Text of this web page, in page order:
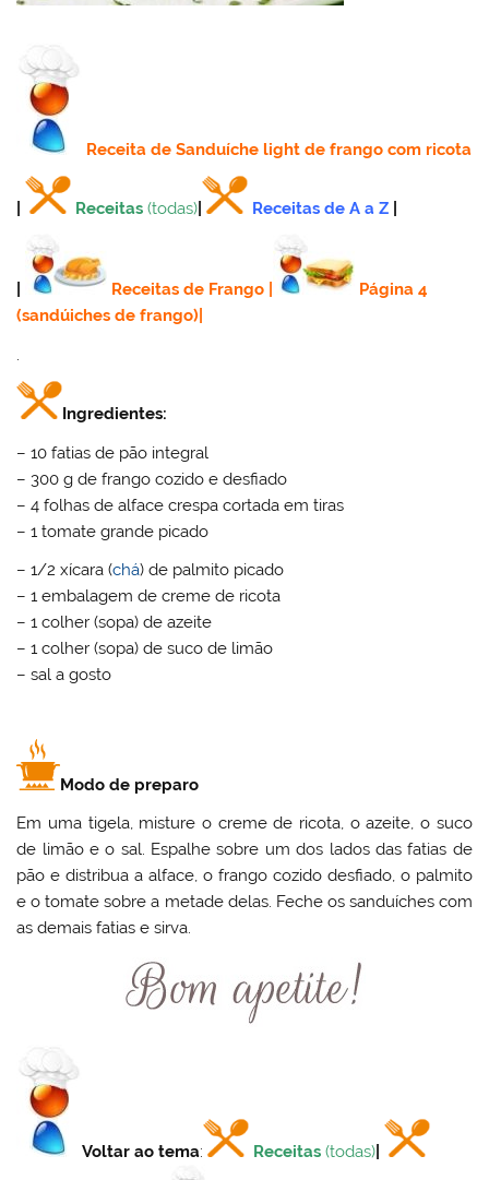
Receitade Sanduíche light de frango com ricota
Receitas (todas) Receitas de A a Z
Receitas de Frango
Página 4
(sandúiches de frango)
.
Ingredientes:
– 10 fatias de pão integral
– 300 g de frango cozido e desfiado
– 4 folhas de alface crespa cortada em tiras
– 1 tomate grande picado
– 1/2 xícara (chá) de palmito picado
– 1 embalagem de creme de ricota
– 1 colher (sopa) de azeite
– 1 colher (sopa) de suco de limão
– sal a gosto
Modo de preparo
Em uma tigela, misture o creme de ricota, o azeite, o suco
de limão e o sal. Espalhe sobre um dos lados das fatias de
pão e distribua a alface, o frango cozido desfiado, o palmito
e o tomate sobre a metade delas. Feche os sanduíches com
as demais fatias e sirva.
Voltar ao tema: Receitas (todas)